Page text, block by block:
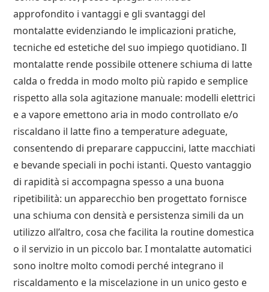
approfondito i vantaggi e gli svantaggi del
montalatte evidenziando le implicazioni pratiche,
tecniche ed estetiche del suo impiego quotidiano. Il
montalatte rende possibile ottenere schiuma di latte
calda o fredda in modo molto più rapido e semplice
rispetto alla sola agitazione manuale: modelli elettrici
e a vapore emettono aria in modo controllato e/o
riscaldano il latte fino a temperature adeguate,
consentendo di preparare cappuccini, latte macchiati
e bevande speciali in pochi istanti. Questo vantaggio
di rapidità si accompagna spesso a una buona
ripetibilità: un apparecchio ben progettato fornisce
una schiuma con densità e persistenza simili da un
utilizzo all’altro, cosa che facilita la routine domestica
o il servizio in un piccolo bar. I montalatte automatici
sono inoltre molto comodi perché integrano il
riscaldamento e la miscelazione in un unico gesto e